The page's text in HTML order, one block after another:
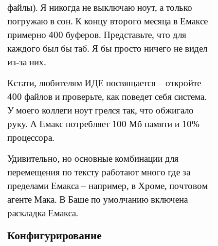
файлы). Я никогда не выключаю ноут, а только
погружаю в сон. К концу второго месяца в Емаксе
примерно 400 буферов. Представьте, что для
каждого был бы таб. Я бы просто ничего не видел
из-за них.
Кстати, любителям ИДЕ посвящается – откройте
400 файлов и проверьте, как поведет себя система.
У моего коллеги ноут грелся так, что обжигало
руку. А Емакс потребляет 100 Мб памяти и 10%
процессора.
Удивительно, но основные комбинации для
перемещения по тексту работают много где за
пределами Емакса – например, в Хроме, почтовом
агенте Мака. В Баше по умолчанию включена
раскладка Емакса.
Конфигурирование